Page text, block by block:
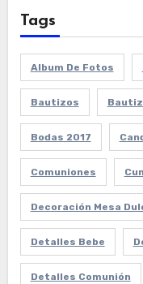
Tags
Album De Fotos
Bautizos
Bodas 2017
Comuniones
Decoración Mesa
Detalles Bebe
Detalles Comunión